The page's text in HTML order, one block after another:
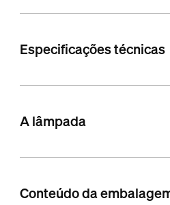
Especificações técnicas
A lâmpada
Conteúdo da